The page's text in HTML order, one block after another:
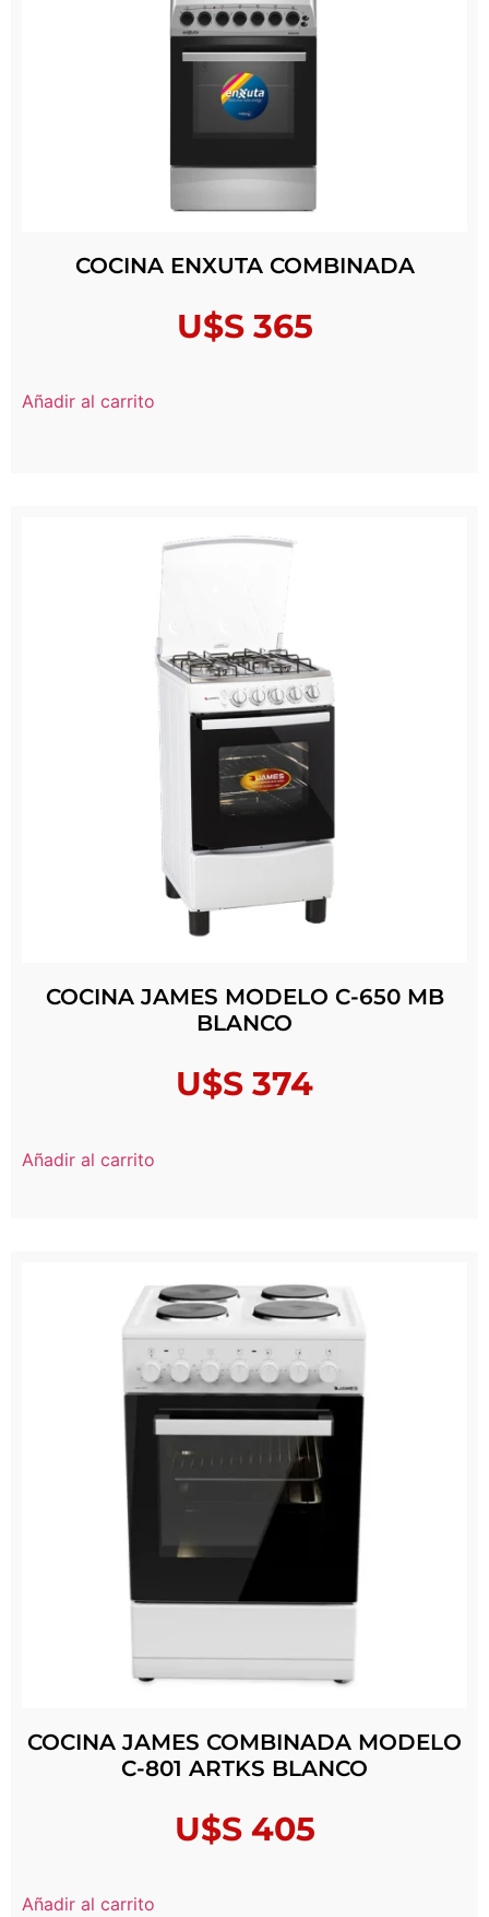
COCINA ENXUTA COMBINADA
U$S365
Añadir al carrito
COCINA JAMES MODELO C-650 MB
BLANCO
U$S 374
Añadir al carrito
COCINA JAMES COMBINADA MODELO
C-801 ARTKS BLANCO
U$S405
Añadir al carrito